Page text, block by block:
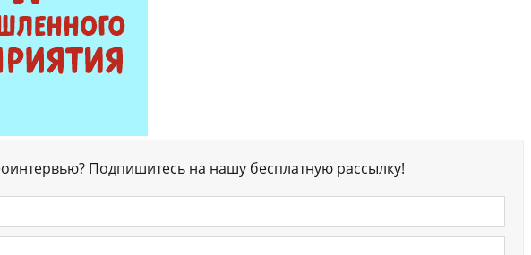
Подпишитесь на нашу бесплатную рассылку!